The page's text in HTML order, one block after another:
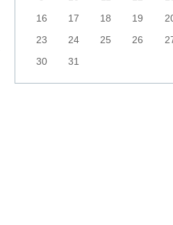
16
17 18 19
23
24 25 26
30
31